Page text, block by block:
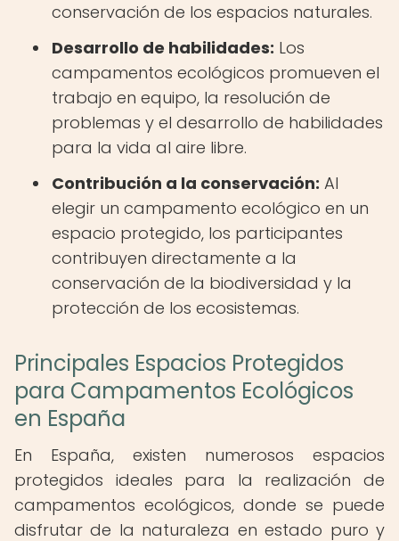
conservación de los espacios naturales.
Desarrollo de habilidades: Los
campamentos ecológicos promueven el
trabajo en equipo, la resolución de
problemas y el desarrollo de habilidades
para la vida al aire libre.
Contribución a la conservación: Al
elegir un campamento ecológico en un
espacio protegido, los participantes
contribuyen directamente a la
conservación de la biodiversidad y la
protección de los ecosistemas.
Principales Espacios Protegidos
para Campamentos Ecológicos
en España
En España, existen numerosos espacios
protegidos ideales para la realización de
campamentos ecológicos, donde se puede
disfrutar de la naturaleza en estado puro y